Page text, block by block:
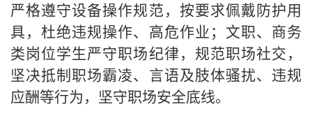
严格遵守设备操作规范，按要求佩戴防护用
具，杜绝违规操作、高危作业；文职、商务
类岗位学生严守职场纪律，规范职场社交，
坚决抵制职场霸凌、言语及肢体骚扰、违规
应酬等行为，坚守职场安全底线。